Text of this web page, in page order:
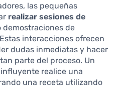
las pequeñas
realizar sesiones de
demostraciones de
interacciones ofrecen
dudas inmediatas y hacer
parte del proceso. Un
realice una
una receta utilizando